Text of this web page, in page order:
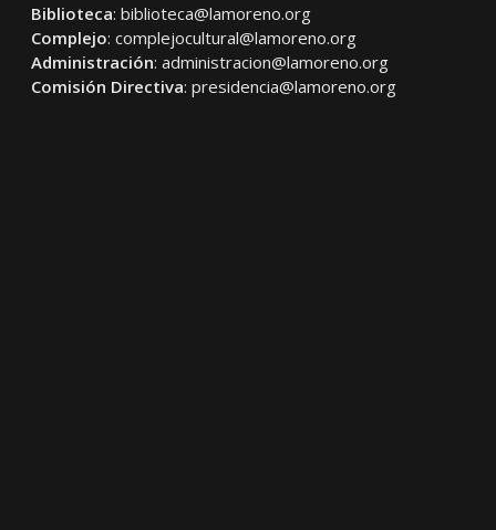
Biblioteca: biblioteca@lamoreno.org
Complejo: complejocultural@lamoreno.org
Administración: administracion@lamoreno.org
Comisión Directiva: presidencia@lamoreno.org